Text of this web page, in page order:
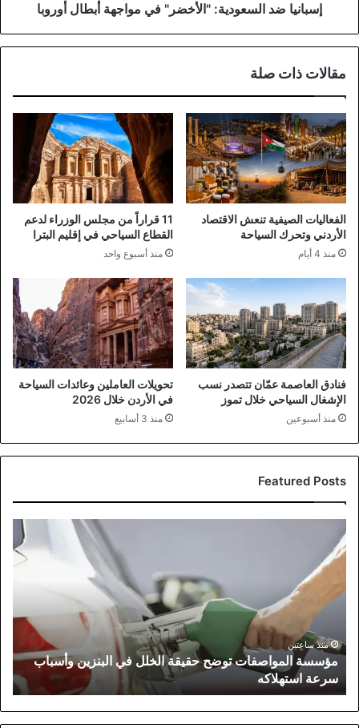
إسبانيا ضد السعودية: "الأخضر" في مواجهة أبطال أوروبا
مقالات ذات صلة
الفعاليات الصيفية تنعش الاقتصاد
الأردني وتحرك السياحة
منذ 4 أيام
11 قراراً من مجلس الوزراء لدعم
القطاع السياحي في إقليم البترا
منذ أسبوع واحد
فنادق العاصمة عمّان تتصدر نسب
الإشغال السياحي خلال تموز
منذ أسبوعين
تحويلات العاملين وعائدات السياحة
في الأردن خلال 2026
منذ 3 أسابيع
Featured Posts
المواصفات
توضح
حقيقة
الخلل
وأسباب
سرعة
استهلاكه
منذ ساعتين
مؤسسة المواصفات توضح حقيقة الخلل في البنزين وأسباب
سرعة استهلاكه